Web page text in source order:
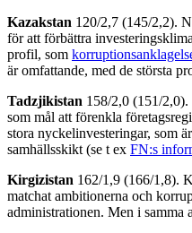
Kazakstan 120/2,7 (145/2,2).
för att förbättra
profil, som
är omfattande, med de största
Tadzjikistan 158/2,0 (151/
som mål att förenkla
stora nyckelinvesteringar, som
samhällsskikt (se t ex FN:s
Kirgizistan 162/1,9 (166/1,8).
matchat ambitionerna och
administrationen. Men i samma